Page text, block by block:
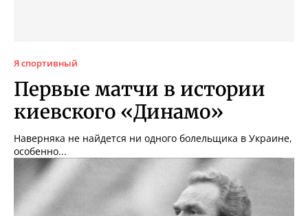
Я спортивный
Первые матчи в истории
киевского «Динамо»
Наверняка не найдется ни одного болельщика в Украине,
особенно...